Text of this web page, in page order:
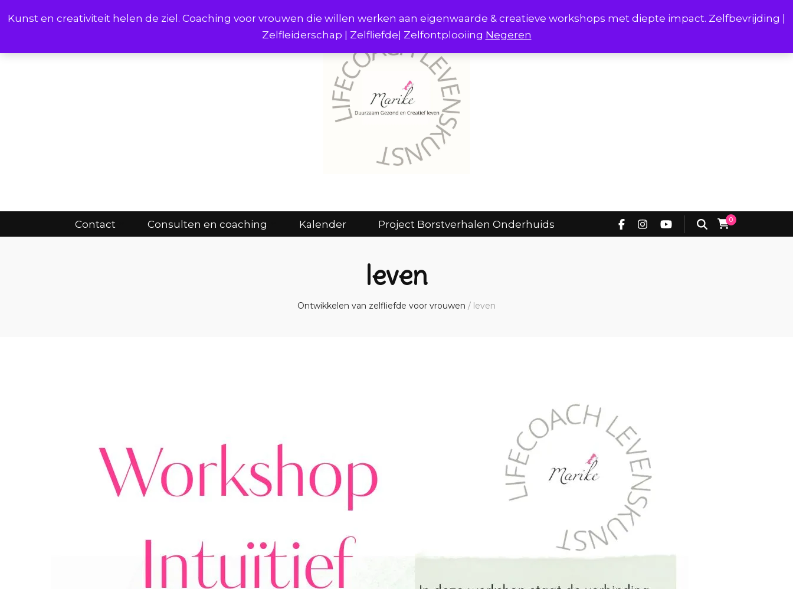
Kunst en creativiteit helen de ziel. Coaching voor vrouwen die willen werken aan eigenwaarde & creatieve workshops met diepte impact. Zelfbevrijding |
Zelfleiderschap | Zelfliefde| Zelfontplooiing Negeren
Contact Consulten en coaching Kalender Project Borstverhalen Onderhuids 0
Contact Consulten en coaching Kalender Project Borstverhalen Onderhuids
leven
Ontwikkelen van zelfliefde voor vrouwen / leven